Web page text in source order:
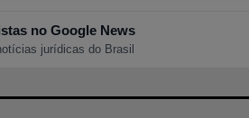
no Google News
jurídicas do Brasil